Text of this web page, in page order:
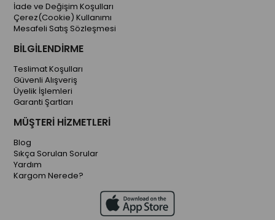
İade ve Değişim Koşulları
Çerez(Cookie) Kullanımı
Mesafeli Satış Sözleşmesi
BİLGİLENDİRME
Teslimat Koşulları
Güvenli Alışveriş
Üyelik İşlemleri
Garanti Şartları
MÜŞTERİ HİZMETLERİ
Blog
Sıkça Sorulan Sorular
Yardım
Kargom Nerede?